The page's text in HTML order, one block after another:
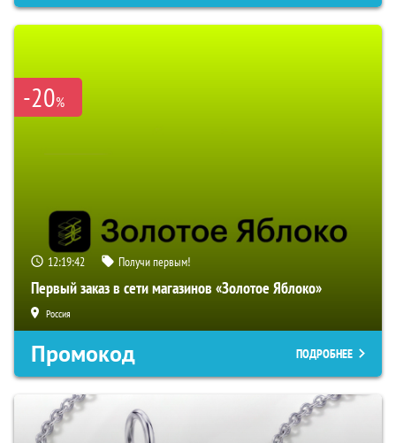
-20%
12:19:42 Получи первым!
Первый заказ в сети магазинов «Золотое Яблоко»
Россия
Промокод ПОДРОБНЕЕ